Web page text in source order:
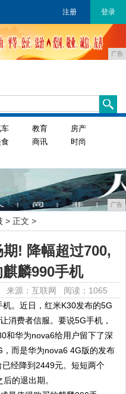
注册 登录
广告
教育
房产
商讯
时尚
广告
> 正文 >
! 降幅超过700,
麟990手机
来源：互联网 阅读：1065
。近日，红米K30发布的5G
消费者信服。要说5G手机，
和华为nova6给用户留下了深
而是华为nova6 4G版的发布
经降到2449元。短短两个
的退出期。